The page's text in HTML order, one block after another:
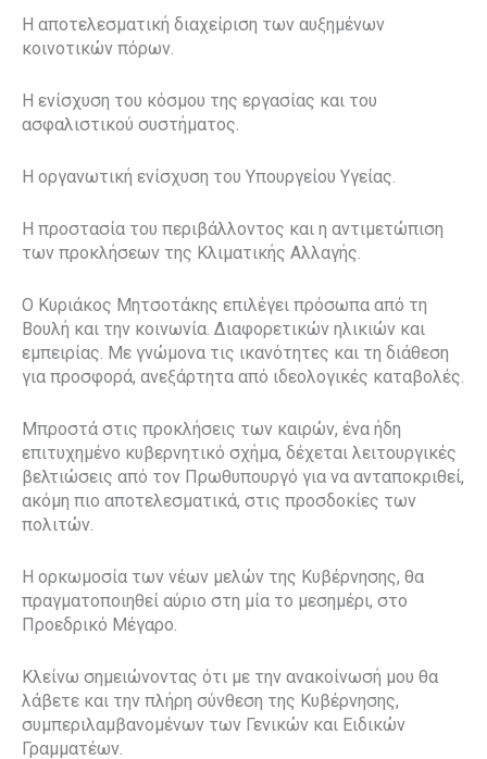
Η αποτελεσματική διαχείριση των αυξημένων
κοινοτικών πόρων.
Η ενίσχυση του κόσμου της εργασίας και του
ασφαλιστικού συστήματος.
Η οργανωτική ενίσχυση του Υπουργείου Υγείας.
Η προστασία του περιβάλλοντος και η αντιμετώπιση
των προκλήσεων της Κλιματικής Αλλαγής.
Ο Κυριάκος Μητσοτάκης επιλέγει πρόσωπα από τη
Βουλή και την κοινωνία. Διαφορετικών ηλικιών και
εμπειρίας. Με γνώμονα τις ικανότητες και τη διάθεση
για προσφορά, ανεξάρτητα από ιδεολογικές καταβολές.
Μπροστά στις προκλήσεις των καιρών, ένα ήδη
επιτυχημένο κυβερνητικό σχήμα, δέχεται λειτουργικές
βελτιώσεις από τον Πρωθυπουργό για να ανταποκριθεί,
ακόμη πιο αποτελεσματικά, στις προσδοκίες των
πολιτών.
Η ορκωμοσία των νέων μελών της Κυβέρνησης, θα
πραγματοποιηθεί αύριο στη μία το μεσημέρι, στο
Προεδρικό Μέγαρο.
Κλείνω σημειώνοντας ότι με την ανακοίνωσή μου θα
λάβετε και την πλήρη σύνθεση της Κυβέρνησης,
συμπεριλαμβανομένων των Γενικών και Ειδικών
Γραμματέων.